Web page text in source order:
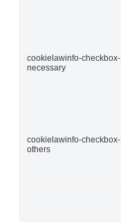
cookielawinfo-checkbox-
necessary
cookielawinfo-checkbox-
others